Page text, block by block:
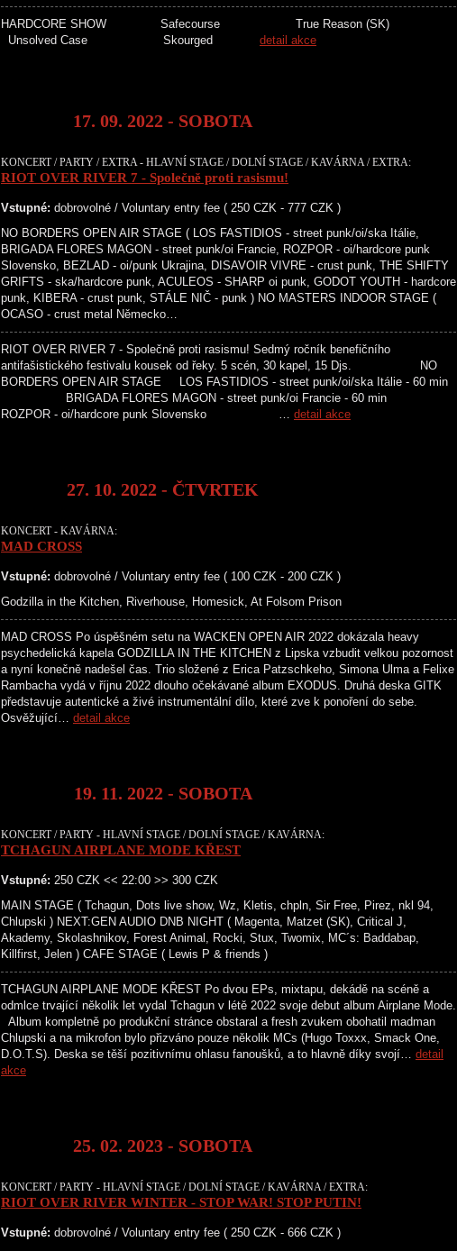
HARDCORE SHOW Safecourse True Reason (SK)
Unsolved Case Skourged detail akce
17. 09. 2022 - SOBOTA
KONCERT / PARTY / EXTRA - HLAVNÍ STAGE / DOLNÍ STAGE / KAVÁRNA / EXTRA:
RIOT OVER RIVER 7 - Společně proti rasismu!
Vstupné: dobrovolné / Voluntary entry fee ( 250 CZK - 777 CZK )
NO BORDERS OPEN AIR STAGE ( LOS FASTIDIOS - street punk/oi/ska Itálie,
BRIGADA FLORES MAGON - street punk/oi Francie, ROZPOR - oi/hardcore punk
Slovensko, BEZLAD - oi/punk Ukrajina, DISAVOIR VIVRE - crust punk, THE SHIFTY
GRIFTS - ska/hardcore punk, ACULEOS - SHARP oi punk, GODOT YOUTH - hardcore
punk, KIBERA - crust punk, STÁLE NIČ - punk ) NO MASTERS INDOOR STAGE (
OCASO - crust metal Německo…
RIOT OVER RIVER 7 - Společně proti rasismu! Sedmý ročník benefičního
antifašistického festivalu kousek od řeky. 5 scén, 30 kapel, 15 Djs. NO
BORDERS OPEN AIR STAGE LOS FASTIDIOS - street punk/oi/ska Itálie - 60 min
BRIGADA FLORES MAGON - street punk/oi Francie - 60 min
ROZPOR - oi/hardcore punk Slovensko … detail akce
27. 10. 2022 - ČTVRTEK
KONCERT - KAVÁRNA:
MAD CROSS
Vstupné: dobrovolné / Voluntary entry fee ( 100 CZK - 200 CZK )
Godzilla in the Kitchen, Riverhouse, Homesick, At Folsom Prison
MAD CROSS Po úspěšném setu na WACKEN OPEN AIR 2022 dokázala heavy
psychedelická kapela GODZILLA IN THE KITCHEN z Lipska vzbudit velkou pozornost
a nyní konečně nadešel čas. Trio složené z Erica Patzschkeho, Simona Ulma a Felixe
Rambacha vydá v říjnu 2022 dlouho očekávané album EXODUS. Druhá deska GITK
představuje autentické a živé instrumentální dílo, které zve k ponoření do sebe.
Osvěžující… detail akce
19. 11. 2022 - SOBOTA
KONCERT / PARTY - HLAVNÍ STAGE / DOLNÍ STAGE / KAVÁRNA:
TCHAGUN AIRPLANE MODE KŘEST
Vstupné: 250 CZK << 22:00 >> 300 CZK
MAIN STAGE ( Tchagun, Dots live show, Wz, Kletis, chpln, Sir Free, Pirez, nkl 94,
Chlupski ) NEXT:GEN AUDIO DNB NIGHT ( Magenta, Matzet (SK), Critical J,
Akademy, Skolashnikov, Forest Animal, Rocki, Stux, Twomix, MC´s: Baddabap,
Killfirst, Jelen ) CAFE STAGE ( Lewis P & friends )
TCHAGUN AIRPLANE MODE KŘEST Po dvou EPs, mixtapu, dekádě na scéně a
odmlce trvající několik let vydal Tchagun v létě 2022 svoje debut album Airplane Mode.
Album kompletně po produkční stránce obstaral a fresh zvukem obohatil madman
Chlupski a na mikrofon bylo přizváno pouze několik MCs (Hugo Toxxx, Smack One,
D.O.T.S). Deska se těší pozitivnímu ohlasu fanoušků, a to hlavně díky svojí… detail
akce
25. 02. 2023 - SOBOTA
KONCERT / PARTY - HLAVNÍ STAGE / DOLNÍ STAGE / KAVÁRNA / EXTRA:
RIOT OVER RIVER WINTER - STOP WAR! STOP PUTIN!
Vstupné: dobrovolné / Voluntary entry fee ( 250 CZK - 666 CZK )